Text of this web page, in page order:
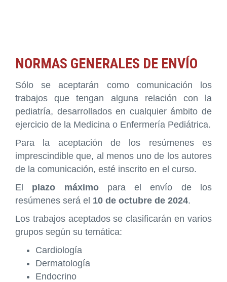
NORMAS GENERALES DE ENVÍO
Sólo se aceptarán como comunicación los
trabajos que tengan alguna relación con la
pediatría, desarrollados en cualquier ámbito de
ejercicio de la Medicina o Enfermería Pediátrica.
Para la aceptación de los resúmenes es
imprescindible que, al menos uno de los autores
de la comunicación, esté inscrito en el curso.
El plazo máximopara el envío de los
resúmenes será el 10 de octubre de 2024.
Los trabajos aceptados se clasificarán en varios
grupos según su temática:
Cardiología
Dermatología
Endocrino